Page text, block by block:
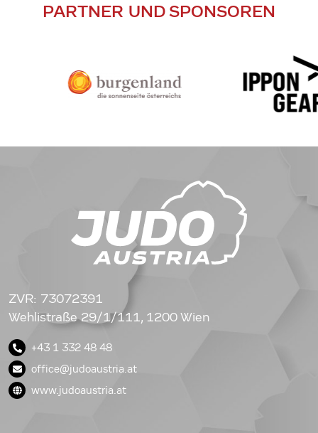
PARTNER UND SPONSOREN
ZVR: 73072391
Wehlistraße 29/1/111, 1200 Wien
+43 1 332 48 48
office@judoaustria.at
www.judoaustria.at